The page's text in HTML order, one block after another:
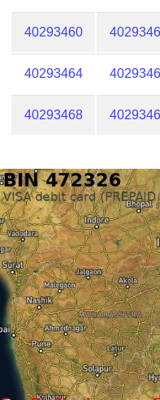
40293460
40293464
40293468